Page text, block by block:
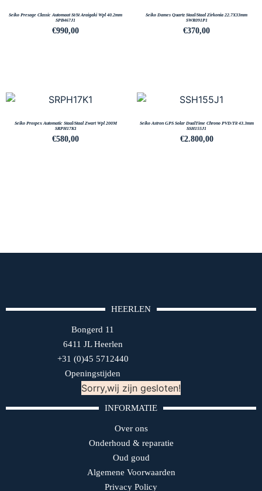
Seiko Presage Classic Automaat St/St Araigaki Wpl 40.2mm
SPB467J1
€990,00
Seiko Dames Quartz Staal/Staal Zirkonia 22.7X33mm
SWR091P1
€370,00
Seiko Prospex Automatic Staal/Staal Zwart Wpl 200M
SRPH17K1
€580,00
Seiko Astron GPS Solar DualTime Chrono PVD/Tit 43.3mm
SSH155J1
€2.800,00
HEERLEN
Bongerd 11
6411 JL Heerlen
+31 (0)45 5712440
Openingstijden
Sorry,wij zijn gesloten!
INFORMATIE
Over ons
Onderhoud & reparatie
Oud goud
Algemene Voorwaarden
Privacy Policy